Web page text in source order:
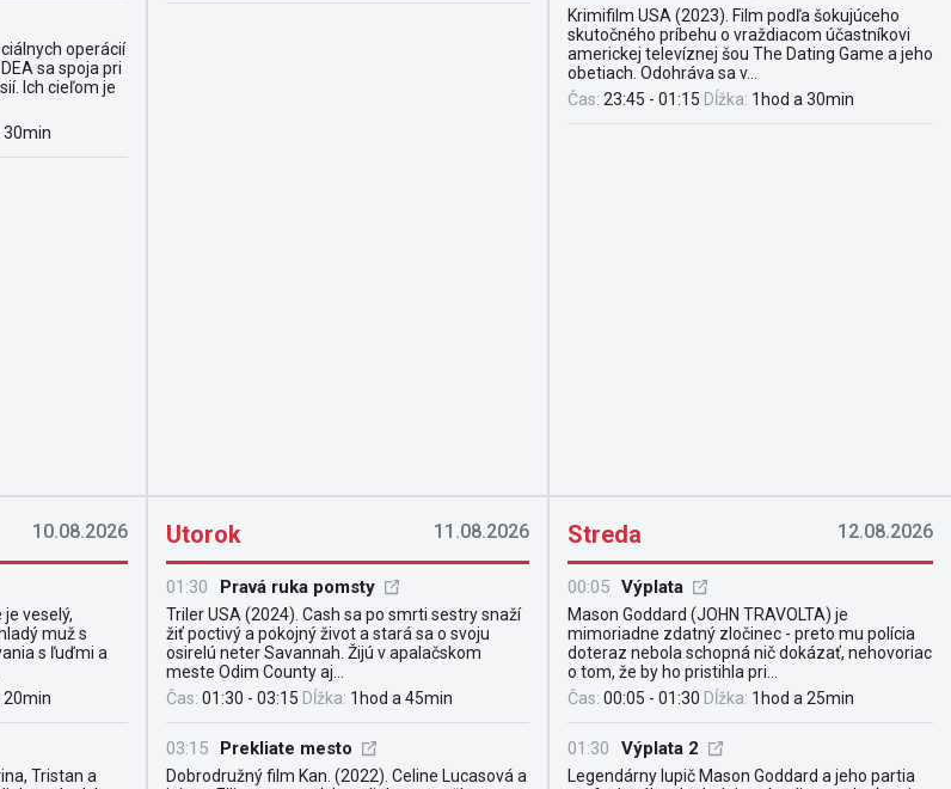
operácií
sa spoja pri
Ich cieľom je
30min
Krimifilm USA (2023). Film podľa šokujúceho
skutočného príbehu o vraždiacom účastníkovi
americkej televíznej šou The Dating Game a jeho
obetiach. Odohráva sa v...
Čas: 23:45 - 01:15 Dĺžka: 1hod a 30min
10.08.2026
veselý,
muž s
s ľuďmi a
20min
Tristan a
Utorok 11.08.2026
01:30 Pravá ruka pomsty
Triler USA (2024). Cash sa po smrti sestry snaží
žiť poctivý a pokojný život a stará sa o svoju
osirelú neter Savannah. Žijú v apalačskom
meste Odim County aj...
Čas: 01:30 - 03:15 Dĺžka: 1hod a 45min
03:15 Prekliate mesto
Dobrodružný film Kan. (2022). Celine Lucasová a
Streda 12.08.2026
00:05 Výplata
Mason Goddard (JOHN TRAVOLTA) je
mimoriadne zdatný zločinec - preto mu polícia
doteraz nebola schopná nič dokázať, nehovoriac
o tom, že by ho pristihla pri...
Čas: 00:05 - 01:30 Dĺžka: 1hod a 25min
01:30 Výplata 2
Legendárny lupič Mason Goddard a jeho partia